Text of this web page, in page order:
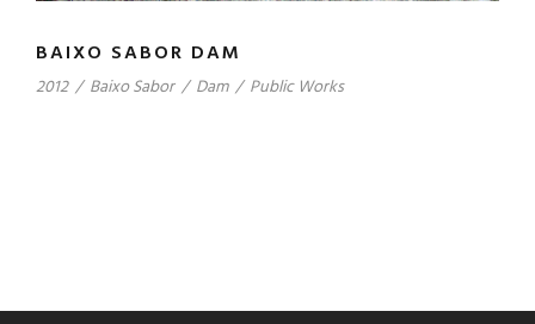
BAIXO SABOR DAM
2012 / Baixo Sabor / Dam / Public Works